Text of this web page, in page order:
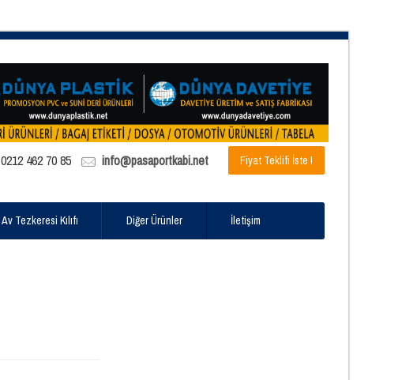
0212 462 70 85 info@pasaportkabi.net Fiyat Teklifi İste !
Av Tezkeresi Kılıfı Diğer Ürünler İletişim